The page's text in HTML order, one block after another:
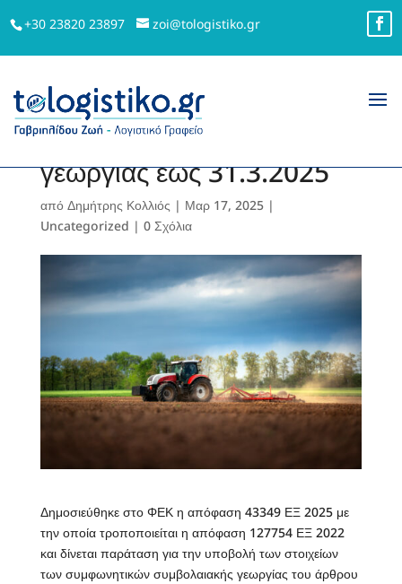
+30 23820 23897 zoi@tologistiko.gr
Παράταση υποβολής
συμβάσεων συμβολαιακής
γεωργίας έως 31.3.2025
από Δημήτρης Κολλιός | Μαρ 17, 2025|
Uncategorized | 0 Σχόλια
Δημοσιεύθηκε στο ΦΕΚ η απόφαση 43349 ΕΞ 2025 με
την οποία τροποποιείται η απόφαση 127754 ΕΞ 2022
και δίνεται παράταση για την υποβολή των στοιχείων
των συμφωνητικών συμβολαιακής γεωργίας του άρθρου